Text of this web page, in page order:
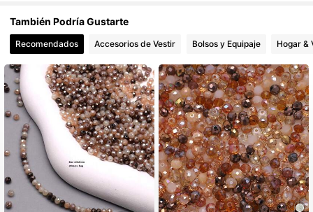
4.92
4.92 10K Seguidores
También Podría Gustarte
Recomendados Accesorios de Vestir Bolsos y Equipaje Hogar &